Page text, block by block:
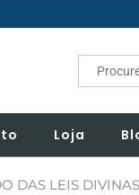
Search
Loja
DAS LEIS